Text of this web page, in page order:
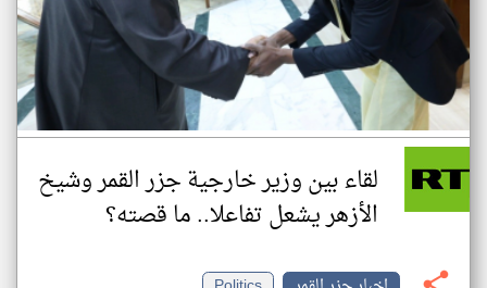
لقاء بين وزير خارجية جزر القمر وشيخ
الأزهر يشعل تفاعلا.. ما قصته؟